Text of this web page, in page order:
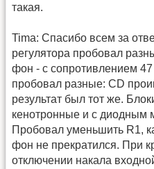
такая.
Tima: Спасибо всем за
регулятора пробовал
фон - с сопротивлением
пробовал разные: CD
результат был тот же.
кенотронные и с диодным
Пробовал уменьшить R1,
фон не прекратился. При
отключении накала